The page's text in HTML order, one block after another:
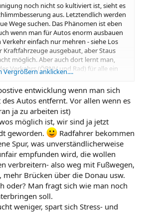
noch nicht so kultiviert ist, sieht es
aus. Letztendlich werden
Wege suchen. Das Phänomen ist eben
wenn man für Autos enorm ausbauen
einfach nur mehren - siehe Los
Kraftfahrzeuge ausgebaut, aber Staus
möglich. Aber auch dort lernt man,
Verkehrs (ÖPNV und Rad) für alle ein
es stimmt: Entschleunigung ist mehr,
ist ja nur ein Aspekt. Grob gesagt: man
läuft darauf hinaus, dass man in der
Vergrößern anklicken....
entwicklung wenn man sich
Autos entfernt. Vor allen wenn es
ja zu arbeiten ist)
möglich ist, wir sind ja jetzt
geworden.
Radfahrer bekommen
Spur, was unverständlicherweise
empfunden wird, die wollen
verbreitern- also weg mit Fußwegen,
Brücken über die Donau usw.
oder? Man fragt sich wie man noch
soll.
weniger, spart sich Stress- und